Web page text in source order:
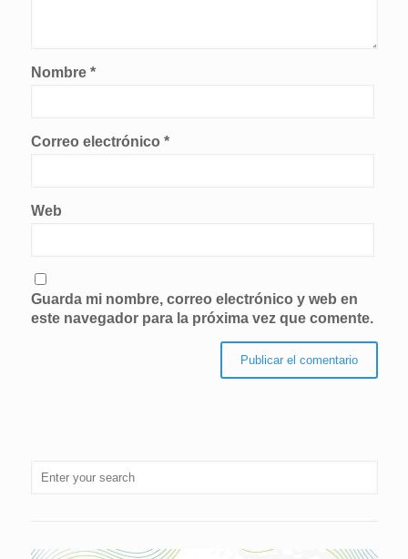
Nombre *
Correo electrónico *
Web
Guarda mi nombre, correo electrónico y web en
este navegador para la próxima vez que comente.